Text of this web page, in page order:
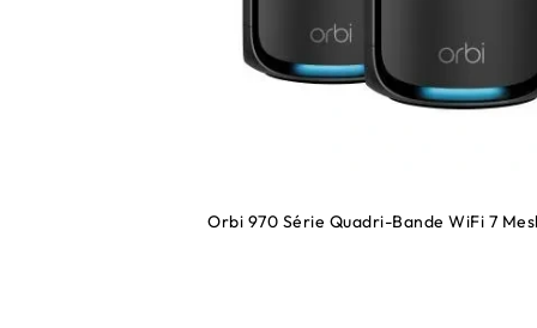
Orbi 970 Série Quadri-Bande WiFi 7